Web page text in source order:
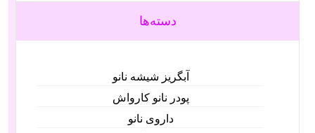
دسته‌ها
آبگریز شیشه نانو
پودر نانو کارواش
داروی نانو